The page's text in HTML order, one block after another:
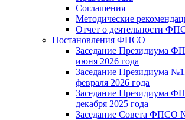
Соглашения
Методические
Отчет о деятельности
Постановления ФПСО
Заседание Президиума
июня 2026 года
Заседание Президиума
февраля 2026 года
Заседание Президиума
декабря 2025 года
Заседание Совета ФПСО